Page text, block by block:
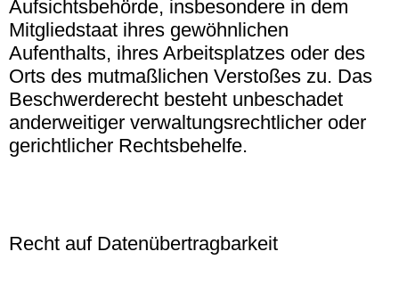
Aufsichtsbehörde, insbesondere in dem
Mitgliedstaat ihres gewöhnlichen
Aufenthalts, ihres Arbeitsplatzes oder des
Orts des mutmaßlichen Verstoßes zu. Das
Beschwerderecht besteht unbeschadet
anderweitiger verwaltungsrechtlicher oder
gerichtlicher Rechtsbehelfe.
Recht auf Datenübertragbarkeit